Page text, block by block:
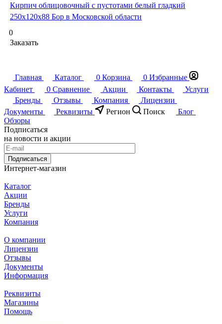
Кирпич облицовочный с пустотами белый гладкий
250х120х88 Бор в Московской области
0
Заказать
Главная Каталог 0 Корзина 0 Избранные
Кабинет
0 Сравнение Акции Контакты
Услуги
Бренды
Отзывы Компания
Лицензии
Документы
Реквизиты Регион Поиск
Блог
Обзоры
Подписаться
на новости и акции
Подписаться
Интернет-магазин
Каталог
Акции
Бренды
Услуги
Компания
О компании
Лицензии
Отзывы
Документы
Информация
Реквизиты
Магазины
Помощь